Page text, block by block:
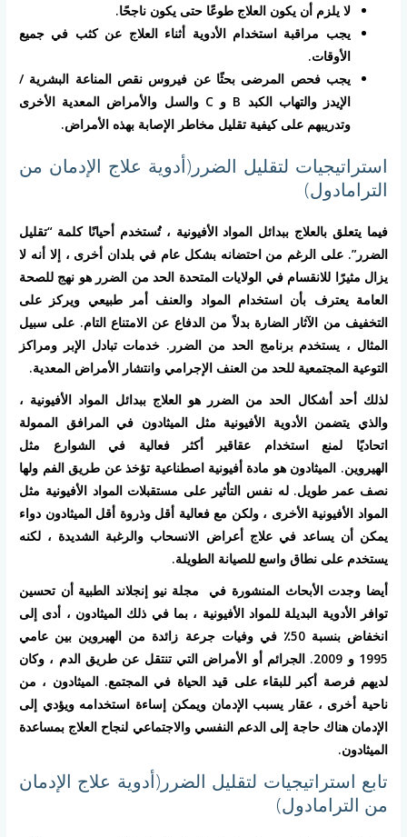
لا يلزم أن يكون العلاج طوعًا حتى يكون ناجحًا.
يجب مراقبة استخدام الأدوية أثناء العلاج عن كثب في جميع
الأوقات.
يجب فحص المرضى بحثًا عن فيروس نقص المناعة البشرية /
الإيدز والتهاب الكبد B و C والسل والأمراض المعدية الأخرى
وتدريبهم على كيفية تقليل مخاطر الإصابة بهذه الأمراض.
استراتيجيات لتقليل الضرر(أدوية علاج الإدمان من
الترامادول)
فيما يتعلق بالعلاج ببدائل المواد الأفيونية ، تُستخدم أحيانًا كلمة “تقليل
الضرر”. على الرغم من احتضانه بشكل عام في بلدان أخرى ، إلا أنه لا
يزال مثيرًا للانقسام في الولايات المتحدة الحد من الضرر هو نهج للصحة
العامة يعترف بأن استخدام المواد والعنف أمر طبيعي ويركز على
التخفيف من الآثار الضارة بدلاً من الدفاع عن الامتناع التام. على سبيل
المثال ، يستخدم برنامج الحد من الضرر. خدمات تبادل الإبر ومراكز
التوعية المجتمعية للحد من العنف الإجرامي وانتشار الأمراض المعدية.
لذلك أحد أشكال الحد من الضرر هو العلاج ببدائل المواد الأفيونية ،
والذي يتضمن الأدوية الأفيونية مثل الميثادون في المرافق الممولة
اتحاديًا لمنع استخدام عقاقير أكثر فعالية في الشوارع مثل
الهيروين. الميثادون هو مادة أفيونية اصطناعية تؤخذ عن طريق الفم ولها
نصف عمر طويل. له نفس التأثير على مستقبلات المواد الأفيونية مثل
المواد الأفيونية الأخرى ، ولكن مع فعالية أقل وذروة أقل الميثادون دواء
يمكن أن يساعد في علاج أعراض الانسحاب والرغبة الشديدة ، لكنه
يستخدم على نطاق واسع للصيانة الطويلة.
أيضا وجدت الأبحاث المنشورة في مجلة نيو إنجلاند الطبية أن تحسين
توافر الأدوية البديلة للمواد الأفيونية ، بما في ذلك الميثادون ، أدى إلى
انخفاض بنسبة 50٪ في وفيات جرعة زائدة من الهيروين بين عامي
1995 و 2009. الجرائم أو الأمراض التي تنتقل عن طريق الدم ، وكان
لديهم فرصة أكبر للبقاء على قيد الحياة في المجتمع. الميثادون ، من
ناحية أخرى ، عقار يسبب الإدمان ويمكن إساءة استخدامه ويؤدي إلى
الإدمان هناك حاجة إلى الدعم النفسي والاجتماعي لنجاح العلاج بمساعدة
الميثادون.
تابع استراتيجيات لتقليل الضرر(أدوية علاج الإدمان
من الترامادول)